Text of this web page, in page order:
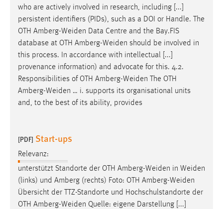
who are actively involved in research, including [...]
persistent identifiers (PIDs), such as a DOI or Handle. The
OTH Amberg-Weiden Data Centre and the Bay.FIS
database at OTH Amberg-Weiden should be involved in
this process. In accordance with intellectual [...]
provenance information) and advocate for this. 4.2.
Responsibilities of OTH Amberg-Weiden The OTH
Amberg-Weiden … i. supports its organisational units
and, to the best of its ability, provides
[PDF] Start-ups
Relevanz:
unterstützt Standorte der OTH Amberg-Weiden in Weiden
(links) und Amberg (rechts) Foto: OTH Amberg-Weiden
Übersicht der TTZ-Standorte und Hochschulstandorte der
OTH Amberg-Weiden Quelle: eigene Darstellung [...]